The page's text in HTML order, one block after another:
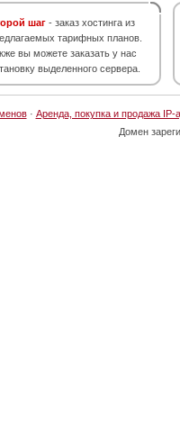
шаг - заказ хостинга из
тарифных планов.
вы можете заказать у нас
выделенного сервера.
· Аренда, покупка и продажа IP-
Домен